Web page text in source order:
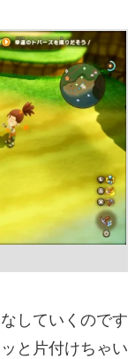
していくのです
と片付けちゃい